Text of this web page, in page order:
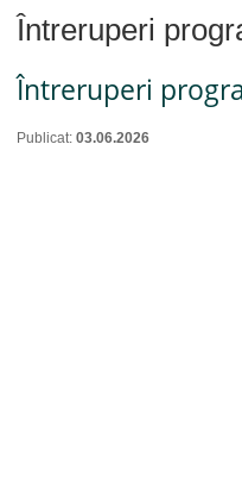
Întreruperi
Întreruperi
Publicat: 03.06.2026